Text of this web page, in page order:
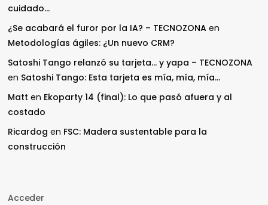
cuidado…
¿Se acabará el furor por la IA? – TECNOZONA en
Metodologías ágiles: ¿Un nuevo CRM?
Satoshi Tango relanzó su tarjeta… y yapa – TECNOZONA
en Satoshi Tango: Esta tarjeta es mía, mía, mía…
Matt en Ekoparty 14 (final): Lo que pasó afuera y al
costado
Ricardog en FSC: Madera sustentable para la
construcción
Acceder